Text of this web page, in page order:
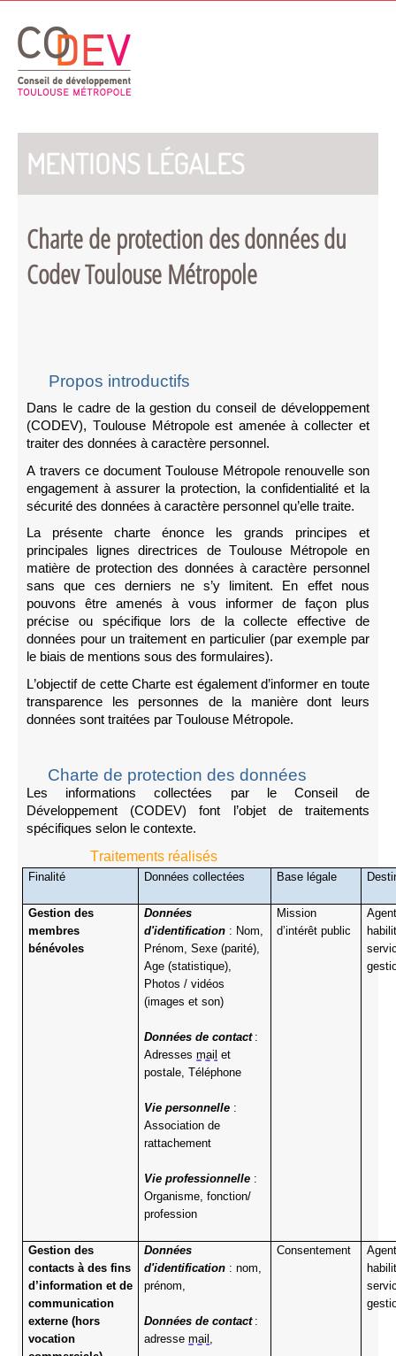
MENTIONS LÉGALES
Charte de protection des données du
Codev Toulouse Métropole
Propos introductifs
Dans le cadre de la gestion du conseil de développement
(CODEV), Toulouse Métropole est amenée à collecter et
traiter des données à caractère personnel.
A travers ce document Toulouse Métropole renouvelle son
engagement à assurer la protection, la confidentialité et la
sécurité des données à caractère personnel qu’elle traite.
La présente charte énonce les grands principes et
principales lignes directrices de Toulouse Métropole en
matière de protection des données à caractère personnel
sans que ces derniers ne s’y limitent. En effet nous
pouvons être amenés à vous informer de façon plus
précise ou spécifique lors de la collecte effective de
données pour un traitement en particulier (par exemple par
le biais de mentions sous des formulaires).
L’objectif de cette Charte est également d’informer en toute
transparence les personnes de la manière dont leurs
données sont traitées par Toulouse Métropole.
Charte de protection des données
Les informations collectées par le Conseil de
Développement (CODEV) font l’objet de traitements
spécifiques selon le contexte.
Traitements réalisés
Finalité Données collectées Base légale
Gestion des
membres
bénévoles
Données
d'identification : Nom,
Prénom, Sexe (parité),
Age (statistique),
Photos / vidéos
(images et son)
Données de contact:
Adressesmail et
postale, Téléphone
Vie personnelle :
Association de
rattachement
Vie professionnelle :
Organisme, fonction/
profession
Mission
d’intérêt public
Gestion des
contacts à des fins
d’information et de
communication
externe (hors
vocation
Données
d'identification : nom,
prénom,
Données de contact:
adressemail
Consentement